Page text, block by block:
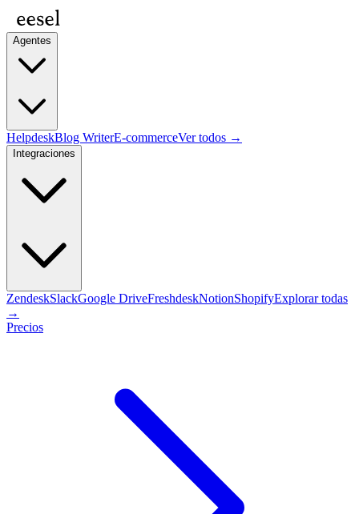
Agentes
HelpdeskBlog WriterE-commerceVer todos →
Integraciones
ZendeskSlackGoogle DriveFreshdeskNotionShopifyExplorar todas
→
Precios